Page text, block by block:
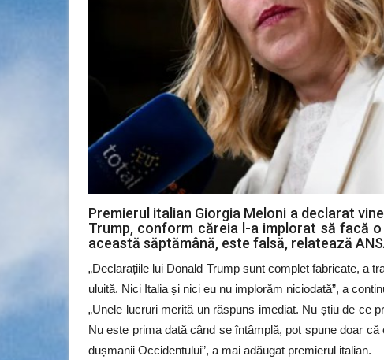
Premierul italian Giorgia Meloni a declarat
Trump, conform căreia l-a implorat să facă
această săptămână, este falsă, relatează
„Declarațiile lui Donald Trump sunt complet fabricate, a
uluită. Nici Italia și nici eu nu implorăm niciodată”, a
„Unele lucruri merită un răspuns imediat. Nu știu de ce
Nu este prima dată când se întâmplă, pot spune doar
dușmanii Occidentului”, a mai adăugat premierul italian.